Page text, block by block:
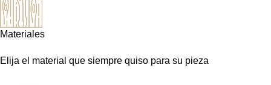
Materiales
Elija el material que siempre quiso para su pieza